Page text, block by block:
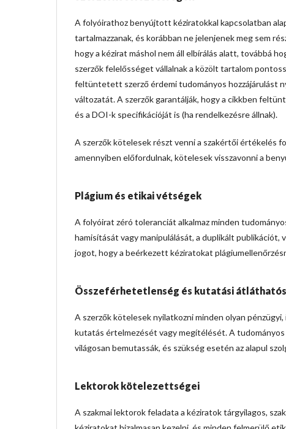
A folyóirathoz benyújtott kéziratokkal kapcsolatban
tartalmazzanak, és korábban ne jelenjenek meg sem
hogy a kézirat máshol nem áll elbírálás alatt, továbbá
szerzők felelősséget vállalnak a közölt tartalom
feltüntetett szerző érdemi tudományos hozzájárulást
változatát. A szerzők garantálják, hogy a cikkben
és a DOI-k specifikációját is (ha rendelkezésre állnak).
A szerzők kötelesek részt venni a szakértői értékelés
amennyiben előfordulnak, kötelesek visszavonni a
Plágium és etikai vétségek
A folyóirat zéró toleranciát alkalmaz minden
hamisítását vagy manipulálását, a duplikált
jogot, hogy a beérkezett kéziratokat
Összeférhetetlenség és kutatási
A szerzők kötelesek nyilatkozni minden olyan
kutatás értelmezését vagy megítélését. A
világosan bemutassák, és szükség esetén az alapul
Lektorok kötelezettségei
A szakmai lektorok feladata a kéziratok tárgyilagos,